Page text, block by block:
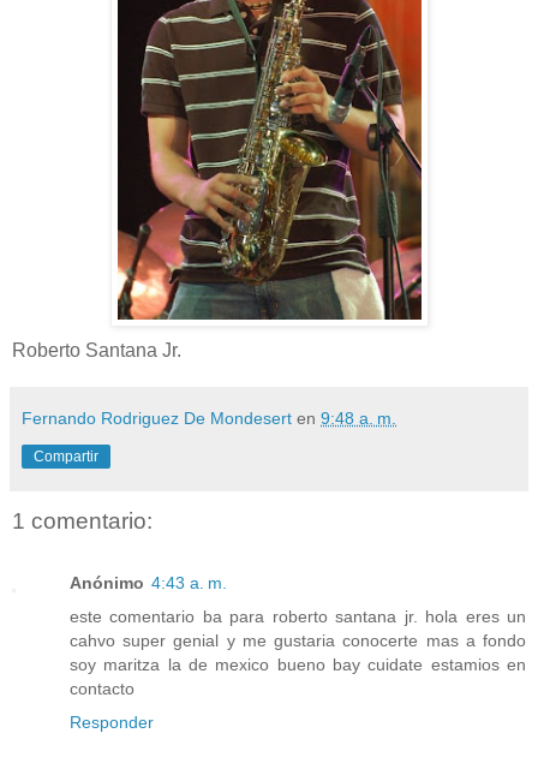
Roberto Santana Jr.
Fernando Rodriguez De Mondesert en 9:48 a. m.
Compartir
1 comentario:
Anónimo 4:43 a. m.
este comentario ba para roberto santana jr. hola eres un
cahvo super genial y me gustaria conocerte mas a fondo
soy maritza la de mexico bueno bay cuidate estamios en
contacto
Responder